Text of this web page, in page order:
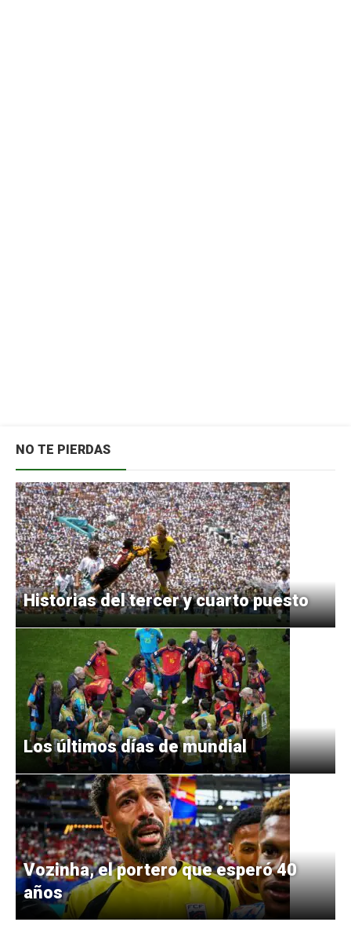
NO TE PIERDAS
Historias del tercer y cuarto puesto
Los últimos días de mundial
Vozinha, el portero que esperó 40
años